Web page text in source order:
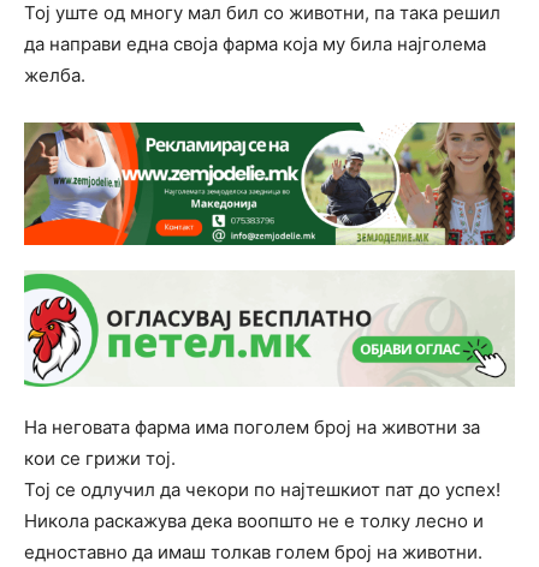
Тој уште од многу мал бил со животни, па така решил
да направи една своја фарма која му била најголема
желба.
На неговата фарма има поголем број на животни за
кои се грижи тој.
Тој се одлучил да чекори по најтешкиот пат до успех!
Никола раскажува дека воопшто не е толку лесно и
едноставно да имаш толкав голем број на животни.